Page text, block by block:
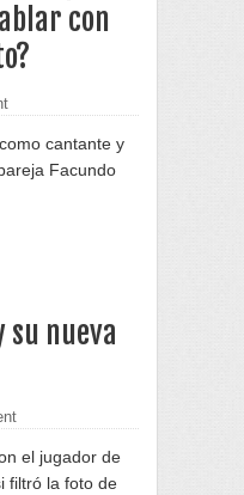
con
cantante y
Facundo
su nueva
el jugador de
filtró la foto de